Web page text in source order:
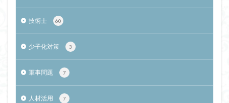
技術士 60
少子化対策 3
軍事問題 7
人材活用 7